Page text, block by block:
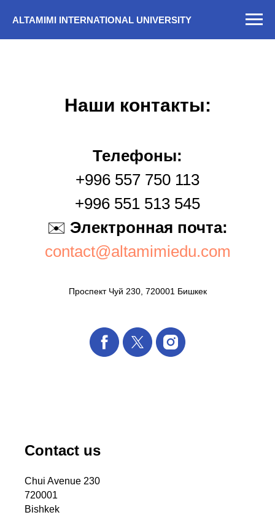
ALTAMIMI INTERNATIONAL UNIVERSITY
Наши контакты:
Телефоны:
+996 557 750 113
+996 551 513 545
✉️ Электронная почта:
contact@altamimiedu.com
Проспект Чуй 230, 720001 Бишкек
Contact us
Chui Avenue 230
720001
Bishkek